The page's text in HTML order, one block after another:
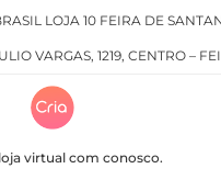
LOJA 10 FEIRA DE
VARGAS, 1219, CENTRO –
virtual com conosco.